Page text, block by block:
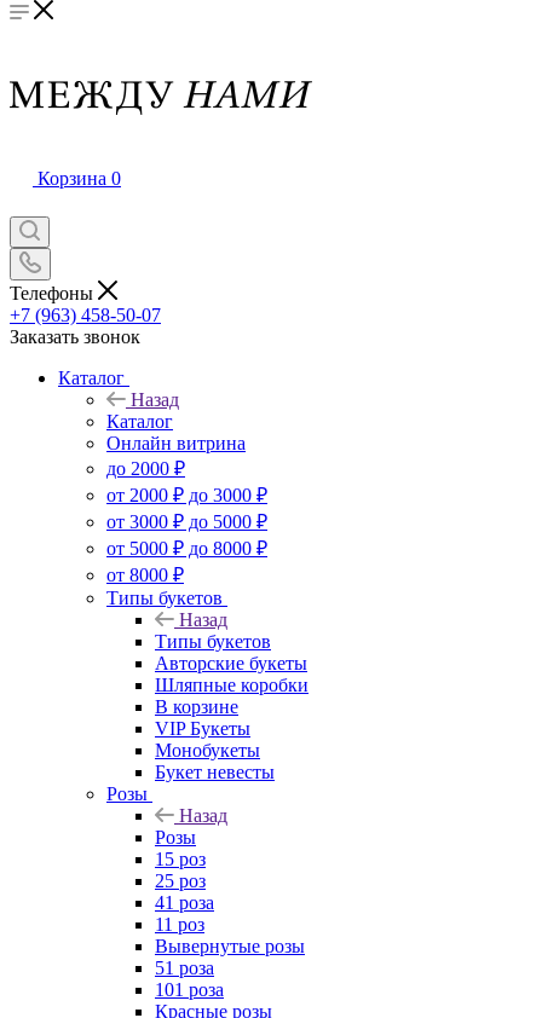
Корзина 0
Телефоны
+7 (963) 458-50-07
Заказать звонок
Каталог
Назад
Каталог
Онлайн витрина
до 2000 ₽
от 2000 ₽ до 3000 ₽
от 3000 ₽ до 5000 ₽
от 5000 ₽ до 8000 ₽
от 8000 ₽
Типы букетов
Назад
Типы букетов
Авторские букеты
Шляпные коробки
В корзине
VIP Букеты
Монобукеты
Букет невесты
Розы
Назад
Розы
15 роз
25 роз
41 роза
11 роз
Вывернутые розы
51 роза
101 роза
Красные розы